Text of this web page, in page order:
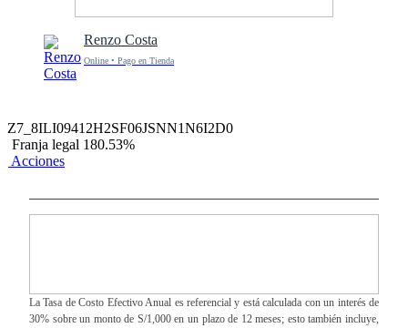
Renzo Costa
Online • Pago en Tienda
Z7_8ILI09412H2SF06JSNN1N6I2D0
Franja legal 180.53%
Acciones
La Tasa de Costo Efectivo Anual es referencial y está calculada con un interés de
30% sobre un monto de S/1,000 en un plazo de 12 meses; esto también incluye,